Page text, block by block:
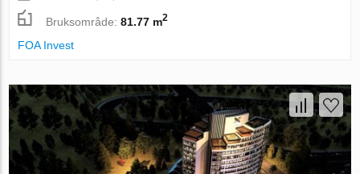
Bruksområde:81.77 m2
FOA Invest